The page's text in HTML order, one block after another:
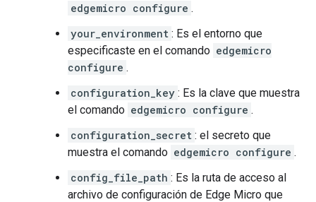
edgemicro configure .
your_environment : Es el entorno que
especificaste en el comando edgemicro
configure .
configuration_key : Es la clave que muestra
el comando edgemicro configure .
configuration_secret : el secreto que
muestra el comando edgemicro configure .
config_file_path : Es la ruta de acceso al
archivo de configuración de Edge Micro que